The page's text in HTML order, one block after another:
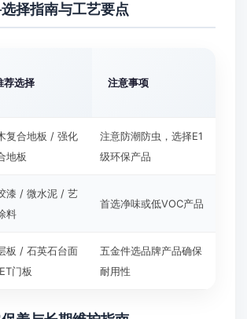
择指南与工艺要点
荐选择 注意事项
复合地板 / 强化
地板
注意防潮防虫，选择E1
级环保产品
漆 / 微水泥 / 艺
料
首选净味或低VOC产品
板 / 石英石台面
门板
五金件选品牌产品确保
耐用性